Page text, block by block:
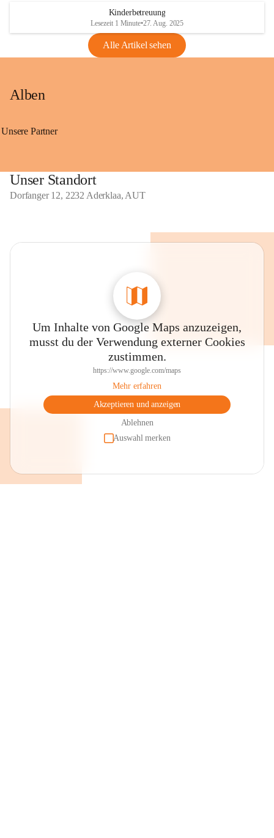
Kinderbetreuung
Lesezeit 1 Minute•27. Aug. 2025
Alle Artikel sehen
Alben
Unsere Partner
Unser Standort
Dorfanger 12, 2232 Aderklaa, AUT
Um Inhalte von Google Maps anzuzeigen,
musst du der Verwendung externer Cookies
zustimmen.
https://www.google.com/maps
Mehr erfahren
Akzeptieren und anzeigen
Ablehnen
Auswahl merken